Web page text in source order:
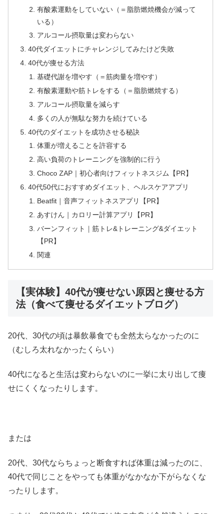
有酸素運動をしていない（＝脂肪燃焼機会が減って
いる）
アルコール摂取量は変わらない
40代ダイエットにチャレンジしてみたけど失敗
40代が痩せる方法
基礎代謝を増やす（＝筋肉量を増やす）
有酸素運動や筋トレをする（＝脂肪燃焼する）
アルコール摂取量を減らす
多くの人が無駄な努力を続けている
40代のダイエットを成功させる秘訣
体重が増えることを許容する
高い負荷のトレーニングを強制的に行う
Choco ZAP｜初心者向けフィットネスジム【PR】
40代50代におすすめダイエット、ヘルスケアアプリ
Beatfit｜音声フィットネスアプリ【PR】
あすけん｜カロリー計算アプリ【PR】
バーンフィット｜筋トレ&トレーニング&ダイエット
【PR】
関連
【実体験】40代が痩せない原因と痩せる方
法（食べて痩せるダイエットブログ）
20代、30代の頃は暴飲暴食でも全然太らなかったのに
（むしろ太れなかったくらい）
40代になると生活は変わらないのに一挙に太り出して痩
せにくくなったりします。
または
20代、30代ならちょっと断食すれば体重は減ったのに、
40代で同じことをやっても体重がなかなか下がらなくな
ったりします。